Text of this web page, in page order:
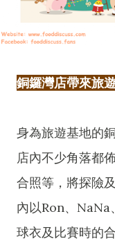
銅鑼灣店帶來旅
身為旅遊基地的
店內不少角落都
合照等，將探險
內以Ron、NaNa
球衣及比賽時的